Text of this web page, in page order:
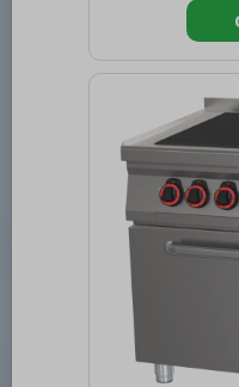
390 Hmotnost
Konstruční
3N - 50 Hz
prvků: IPX4
deska, AISI
desky: